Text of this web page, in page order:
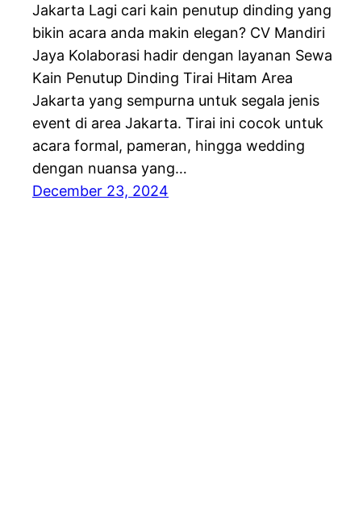
Jakarta Lagi cari kain penutup dinding yang
bikin acara anda makin elegan? CV Mandiri
Jaya Kolaborasi hadir dengan layanan Sewa
Kain Penutup Dinding Tirai Hitam Area
Jakarta yang sempurna untuk segala jenis
event di area Jakarta. Tirai ini cocok untuk
acara formal, pameran, hingga wedding
dengan nuansa yang…
December 23, 2024